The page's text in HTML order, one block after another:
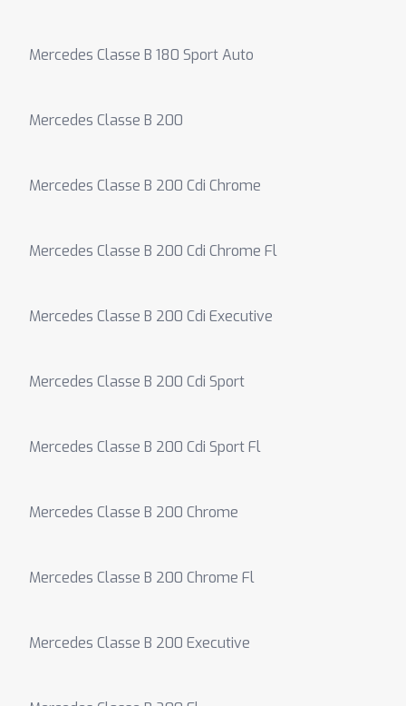
Mercedes Classe B 180 Sport Auto
Mercedes Classe B 200
Mercedes Classe B 200 Cdi Chrome
Mercedes Classe B 200 Cdi Chrome Fl
Mercedes Classe B 200 Cdi Executive
Mercedes Classe B 200 Cdi Sport
Mercedes Classe B 200 Cdi Sport Fl
Mercedes Classe B 200 Chrome
Mercedes Classe B 200 Chrome Fl
Mercedes Classe B 200 Executive